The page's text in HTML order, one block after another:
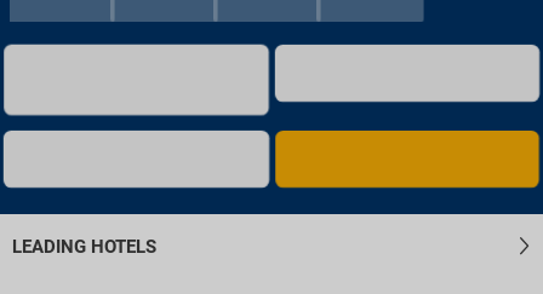
LEADING HOTELS